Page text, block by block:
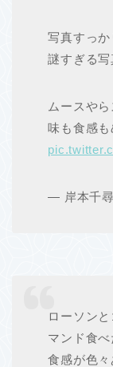
写真すっか
謎すぎる
ムースや
味も食感
— 岸本千
ローソン
マンド食べ
食感が色